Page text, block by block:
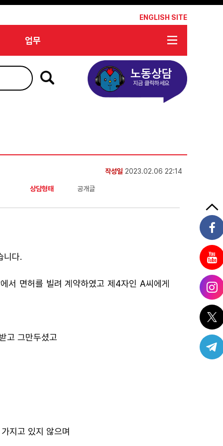
ENGLISH SITE
업무
노동상담
지금 클릭하세요
작성일 2023.02.06 22:14
상담형태 공개글
니다.
서 면허를 빌려 계약하였고 제4자인 A씨에게
고 그만두셨고
지고 있지 않으며